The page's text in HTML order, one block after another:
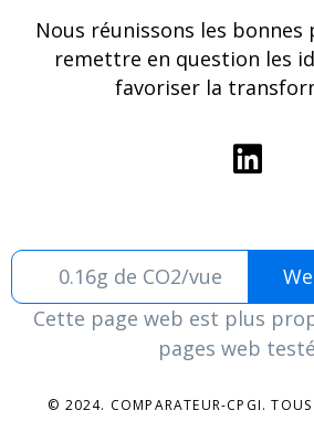
Nous réunissons les
remettre en question les
favoriser la
0.16g de CO2/vue
Cette page web est plus
pages web
© 2024. COMPARATEUR-CPGI. TOUS